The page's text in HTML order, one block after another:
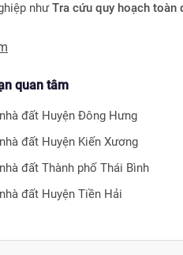
nhưTra cứu quy hoạch toàn
công cụ tiện ích mà nền tảng
quan tâm
đất Huyện Đông Hưng
đất Huyện Kiến Xương
đất Thành phố Thái Bình
đất Huyện Tiền Hải